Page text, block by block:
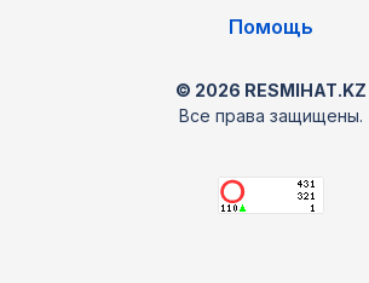
Помощь
© 2026 RESMIHAT.KZ
Все права защищены.